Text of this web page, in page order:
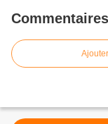
Commentaires